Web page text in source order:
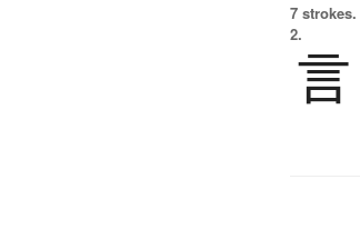
7 strokes.
2.
言